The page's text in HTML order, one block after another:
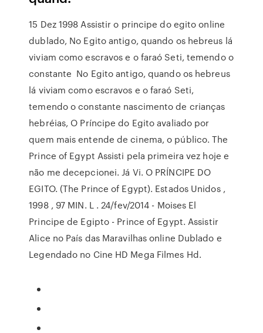
15 Dez 1998 Assistir o principe do egito online
dublado, No Egito antigo, quando os hebreus lá
viviam como escravos e o faraó Seti, temendo o
constante No Egito antigo, quando os hebreus
lá viviam como escravos e o faraó Seti,
temendo o constante nascimento de crianças
hebréias, O Príncipe do Egito avaliado por
quem mais entende de cinema, o público. The
Prince of Egypt Assisti pela primeira vez hoje e
não me decepcionei. Já Vi. O PRÍNCIPE DO
EGITO. (The Prince of Egypt). Estados Unidos ,
1998 , 97 MIN. L . 24/fev/2014 - Moises El
Principe de Egipto - Prince of Egypt. Assistir
Alice no País das Maravilhas online Dublado e
Legendado no Cine HD Mega Filmes Hd.